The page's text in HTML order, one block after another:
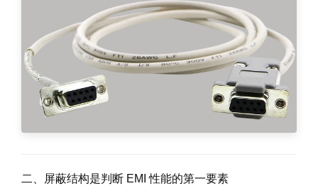
二、屏蔽结构是判断 EMI 性能的第一要素